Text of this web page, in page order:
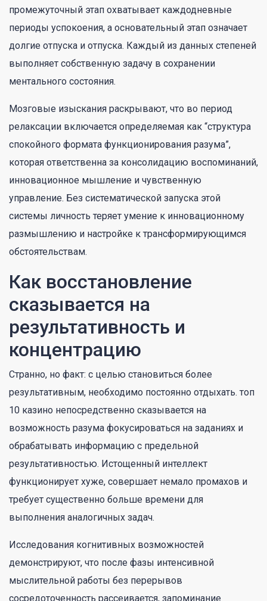
промежуточный этап охватывает каждодневные
периоды успокоения, а основательный этап означает
долгие отпуска и отпуска. Каждый из данных степеней
выполняет собственную задачу в сохранении
ментального состояния.
Мозговые изыскания раскрывают, что во период
релаксации включается определяемая как “структура
спокойного формата функционирования разума”,
которая ответственна за консолидацию воспоминаний,
инновационное мышление и чувственную
управление. Без систематической запуска этой
системы личность теряет умение к инновационному
размышлению и настройке к трансформирующимся
обстоятельствам.
Как восстановление
сказывается на
результативность и
концентрацию
Странно, но факт: с целью становиться более
результативным, необходимо постоянно отдыхать. топ
10 казино непосредственно сказывается на
возможность разума фокусироваться на заданиях и
обрабатывать информацию с предельной
результативностью. Истощенный интеллект
функционирует хуже, совершает немало промахов и
требует существенно больше времени для
выполнения аналогичных задач.
Исследования когнитивных возможностей
демонстрируют, что после фазы интенсивной
мыслительной работы без перерывов
сосредоточенность рассеивается, запоминание